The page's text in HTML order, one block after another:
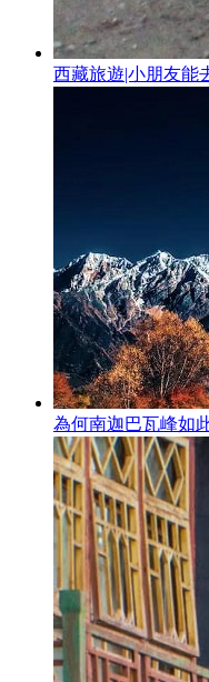
西藏旅遊|小朋友能
為何南迦巴瓦峰如